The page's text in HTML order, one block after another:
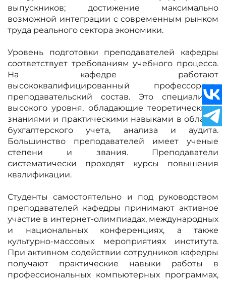
выпускников; достижение максимально
возможной интеграции с современным рынком
труда реального сектора экономики.
Уровень подготовки преподавателей кафедры
соответствует требованиям учебного процесса.
На кафедре работают
высококвалифицированный профессорско-
преподавательский состав. Это специалисты
высокого уровня, обладающие теоретическими
знаниями и практическими навыками в области
бухгалтерского учета, анализа и аудита.
Большинство преподавателей имеет ученые
степени и звания. Преподаватели
систематически проходят курсы повышения
квалификации.
Студенты самостоятельно и под руководством
преподавателей кафедры принимают активное
участие в интернет-олимпиадах, международных
и национальных конференциях, а также
культурно-массовых мероприятиях института.
При активном содействии сотрудников кафедры
получают практические навыки работы в
профессиональных компьютерных программах,